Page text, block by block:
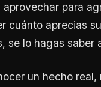
para
cuánto aprecias
se lo hagas saber
un hecho